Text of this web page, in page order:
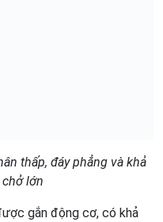
thấp, đáy phẳng và khả
lớn
gắn động cơ, có khả